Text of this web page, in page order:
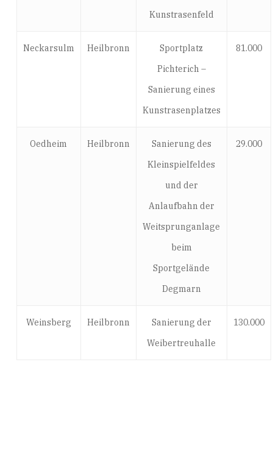
Kunstrasenfeld
Neckarsulm Heilbronn
Sportplatz
Pichterich –
Sanierung eines
Kunstrasenplatzes
81.000
Oedheim Heilbronn
Sanierung des
Kleinspielfeldes
und der
Anlaufbahn der
Weitsprunganlage
beim
Sportgelände
Degmarn
29.000
Weinsberg Heilbronn
Sanierung der
Weibertreuhalle
130.000